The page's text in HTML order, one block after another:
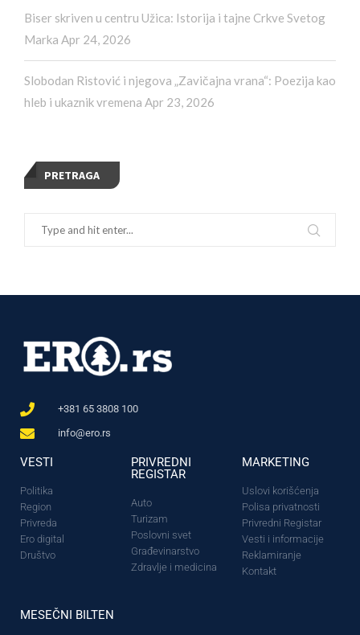
Biser skriven u centru Užica: Istorija i tajne Crkve Svetog
Marka Apr 24, 2026
Slobodan Ristović i njegova „Zavičajna vrana“: Poezija kao
hleb i ukaznik vremena Apr 23, 2026
PRETRAGA
+381 65 3808 100
info@ero.rs
VESTI
Politika
Region
Privreda
Ero digital
Društvo
PRIVREDNI
REGISTAR
Auto
Turizam
Poslovni svet
Građevinarstvo
Zdravlje i medicina
MARKETING
Uslovi korišćenja
Polisa privatnosti
Privredni Registar
Vesti i informacije
Reklamiranje
Kontakt
MESEČNI BILTEN